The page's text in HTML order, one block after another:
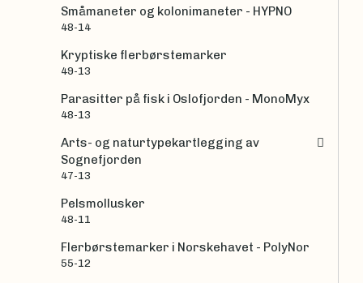
Småmaneter og kolonimaneter - HYPNO
48-14
Kryptiske flerbørstemarker
49-13
Parasitter på fisk i Oslofjorden - MonoMyx
48-13
Arts- og naturtypekartlegging av
Sognefjorden
47-13
Pelsmollusker
48-11
Flerbørstemarker i Norskehavet - PolyNor
55-12